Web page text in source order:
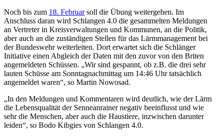
Noch bis zum 18. Februarsoll die Übung weitergehen. Im
Anschluss daran wird Schlangen 4.0 die gesammelten Meldungen
an Vertreter in Kreisverwaltungen und Kommunen, an die Politik,
aber auch an die zuständigen Stellen für das Lärmmanagement bei
der Bundeswehr weiterleiten. Dort erwartet sich die Schlänger
Initiative einen Abgleich der Daten mit den zuvor von den Briten
angemeldeten Schüssen. „Wir sind gespannt, ob z.B. die drei sehr
lauten Schüsse am Sonntagnachmittag um 14:46 Uhr tatsächlich
angemeldet waren“, so Martin Nowosad.
„In den Meldungen und Kommentaren wird deutlich, wie der Lärm
die Lebensqualität der Senneanrainer negativ beeinflusst und wie
sehr die Menschen, aber auch die Haustiere, inzwischen darunter
leiden“, so Bodo Kibgies von Schlangen 4.0.